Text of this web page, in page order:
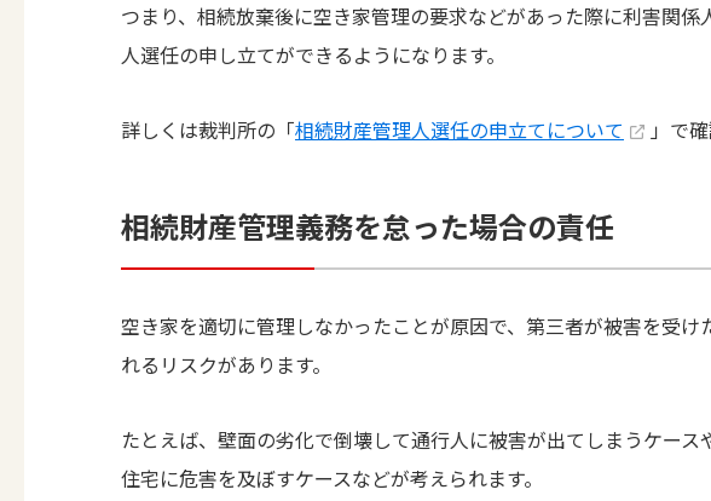
つまり、相続放棄後に空き家管理の要求などがあった際に利害関係
人選任の申し立てができるようになります。
詳しくは裁判所の「相続財産管理人選任の申立てについて 」で
相続財産管理義務を怠った場合の責任
空き家を適切に管理しなかったことが原因で、第三者が被害を受け
れるリスクがあります。
たとえば、壁面の劣化で倒壊して通行人に被害が出てしまうケース
住宅に危害を及ぼすケースなどが考えられます。